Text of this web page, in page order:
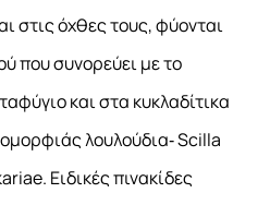
στις όχθες τους, φύονται
που συνορεύει με το
και στα κυκλαδίτικα
ομορφιάς λουλούδια‐ Scilla
Ειδικές πινακίδες